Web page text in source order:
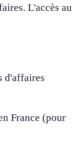
L'accès au
d'affaires
France (pour